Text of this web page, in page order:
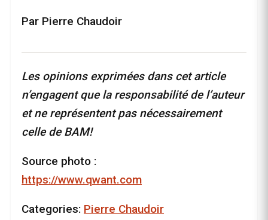
Par Pierre Chaudoir
Les opinions exprimées dans cet article
n’engagent que la responsabilité de l’auteur
et ne représentent pas nécessairement
celle de BAM!
Source photo :
https://www.qwant.com
Categories: Pierre Chaudoir